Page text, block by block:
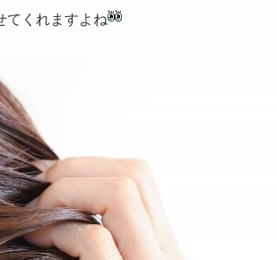
てくれますよね